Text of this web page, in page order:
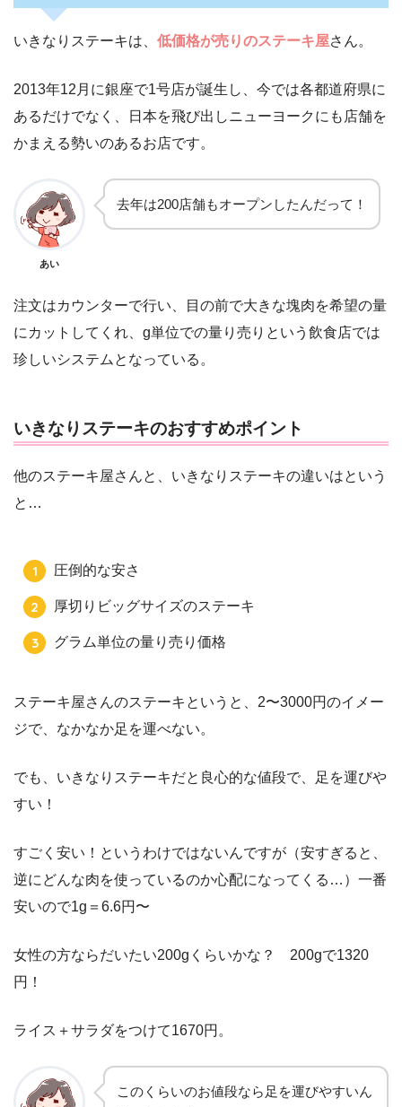
いきなりステーキは、 低価格が売りのステーキ屋さん。
2013年12月に銀座で1号店が誕生し、今では各都道府県に
あるだけでなく、日本を飛び出しニューヨークにも店舗を
かまえる勢いのあるお店です。
あい
去年は200店舗もオープンしたんだって！
注文はカウンターで行い、目の前で大きな塊肉を希望の量
にカットしてくれ、g単位での量り売りという飲食店では
珍しいシステムとなっている。
いきなりステーキのおすすめポイント
他のステーキ屋さんと、いきなりステーキの違いはという
と…
圧倒的な安さ
厚切りビッグサイズのステーキ
グラム単位の量り売り価格
ステーキ屋さんのステーキというと、2〜3000円のイメー
ジで、なかなか足を運べない。
でも、いきなりステーキだと良心的な値段で、足を運びや
すい！
すごく安い！というわけではないんですが（安すぎると、
逆にどんな肉を使っているのか心配になってくる…）一番
安いので1g＝6.6円〜
女性の方ならだいたい200gくらいかな？ 200gで1320
円！
ライス＋サラダをつけて1670円。
このくらいのお値段なら足を運びやすいん